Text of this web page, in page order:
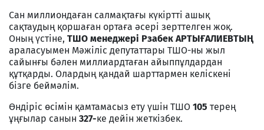
Сан миллиондаған салмақтағы күкіртті ашық
сақтаудың қоршаған ортаға әсері зерттелген жоқ.
Оның үстіне, ТШО менеджері Рзабек АРТЫҒАЛИЕВТЫҢ
араласуымен Мәжіліс депутаттары ТШО-ны жыл
сайынғы бәлен миллиардтаған айыппұлдардан
құтқарды. Олардың қандай шарттармен келіскені
бізге беймәлім.
Өндіріс өсімін қамтамасыз ету үшін ТШО 105 терең
ұңғылар санын 327-ке дейін жеткізбек.